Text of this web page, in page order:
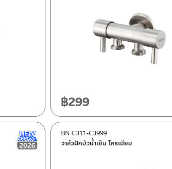
฿299
New Arrival สินค้าใหม่ ปี 2026
วาล์วฝักบัวน้ำเย็น โครเมียม
BN C311-C3999